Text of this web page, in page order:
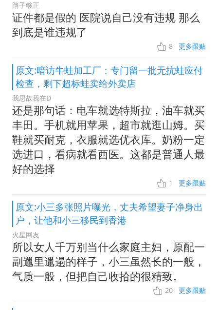
路子够正
证件都是假的 医院说自己没有违规 那么
到底是谁违规了
8 更多跟贴
原文:暗访牛蛙加工厂：专门留一批无抗蛙应付
检查，剩下超标蛙卖给外卖店
我思故我在D
还是那句话：电车就选特斯拉，油车就买
丰田。手机就用苹果，超市就逛山姆。买
鞋就买耐克，衣服就选优衣库。奶粉一定
选进口，看病就看西医。这都是普通人最
好的选择
1 更多跟贴
原文:小三多张照片曝光，丈夫希望妻子净身出
户，让他和小三移民到香港
火星网友
所以女人千万别当什么家庭主妇，原配一
副邋里邋遢的样子，小三虽然长的一般，
气质一般，但把自己收拾的很精致。
20 更多跟贴